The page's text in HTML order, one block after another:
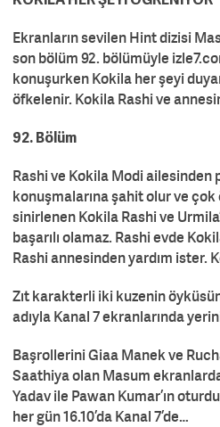
Ekranların sevilen Hint dizisi
son bölüm 92. bölümüyle
konuşurken Kokila her şeyi
öfkelenir. Kokila Rashi ve
92. Bölüm
Rashi ve Kokila Modi ailesinden
konuşmalarına şahit olur ve
sinirlenen Kokila Rashi ve
başarılı olamaz. Rashi evde
Rashi annesinden yardım ister.
Zıt karakterli iki kuzenin
adıyla Kanal 7 ekranlarında
Başrollerini Giaa Manek ve
Saathiya olan Masum
Yadav ile Pawan Kumar’ın
her gün 16.10’da Kanal 7’de…